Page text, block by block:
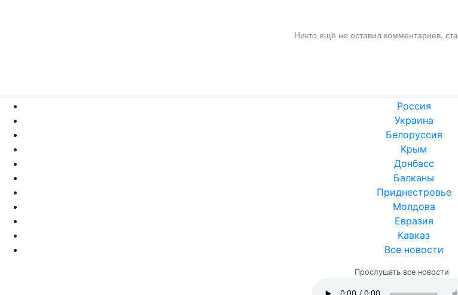
Никто ещё не оставил комментариев,
Россия
Украина
Белоруссия
Крым
Донбасс
Балканы
Приднестровье
Молдова
Евразия
Кавказ
Все новости
Прослушать все новости